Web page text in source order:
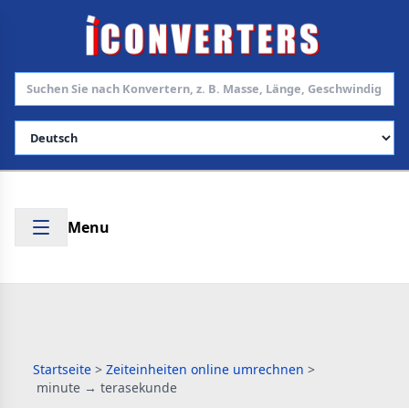
Sprache auswählen
Menu
Startseite > Zeiteinheiten online umrechnen >
minute → terasekunde